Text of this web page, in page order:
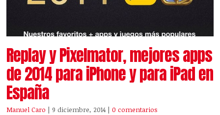
Replay y Pixelmator, mejores apps
de 2014 para iPhone y para iPad en
España
Manuel Caro | 9 diciembre, 2014 |0 comentarios